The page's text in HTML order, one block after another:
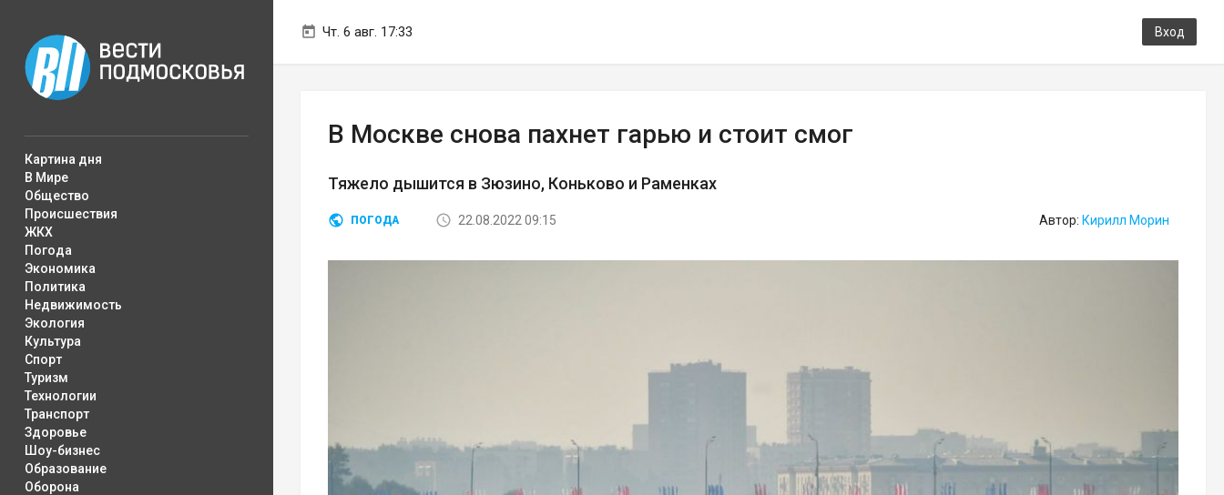
Чт. 6 авг. 17:33 Вход
Картина дня
В Мире
Общество
Происшествия
ЖКХ
Погода
Экономика
Политика
Недвижимость
Экология
Культура
Спорт
Туризм
Технологии
Транспорт
Здоровье
Шоу-бизнес
Образование
Оборона
В Москве снова пахнет гарью и стоит смог
Тяжело дышится в Зюзино, Коньково и Раменках
ПОГОДА 22.08.2022 09:15 Автор: Кирилл Морин